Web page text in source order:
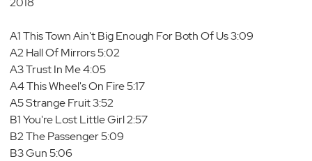
A1 This Town Ain't Big Enough For Both Of Us 3:09
A2 Hall Of Mirrors 5:02
A3 Trust In Me 4:05
A4 This Wheel's On Fire 5:17
A5 Strange Fruit 3:52
B1 You're Lost Little Girl 2:57
B2 The Passenger 5:09
B3 Gun 5:06